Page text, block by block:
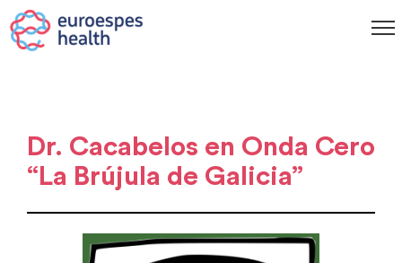
Dr. Cacabelos en Onda Cero
“La Brújula de Galicia”